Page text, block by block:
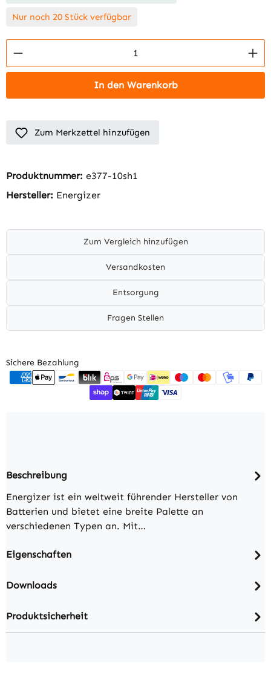
Nur noch 20 Stück verfügbar
Produkt Anzahl: Gib den gewünschten
In den Warenkorb
Zum Merkzettel hinzufügen
Produktnummer: e377-10sh1
Hersteller: Energizer
Zum Vergleich hinzufügen
Versandkosten
Entsorgung
Fragen Stellen
Sichere Bezahlung
Beschreibung
Energizer ist ein weltweit führender Hersteller von
Batterien und bietet eine breite Palette an
verschiedenen Typen an. Mit…
Eigenschaften
Downloads
Produktsicherheit